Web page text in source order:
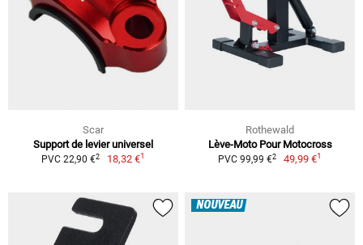
Scar
Support de levier universel
PVC 22,90 €2 18,32 €1
Rothewald
Lève-Moto Pour Motocross
PVC 99,99 €2 49,99 €1
NOUVEAU